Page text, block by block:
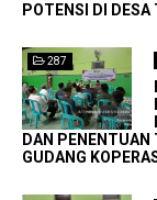
POTENSI DI DESA
DAN PENENTUAN
GUDANG
287